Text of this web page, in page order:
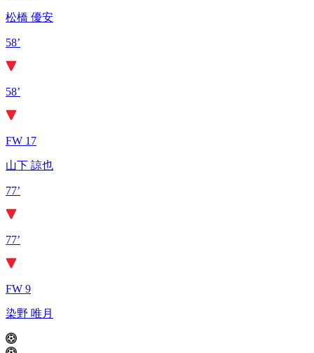
松橋 優安
58’
58’
FW 17
山下 諒也
77’
77’
FW 9
染野 唯月